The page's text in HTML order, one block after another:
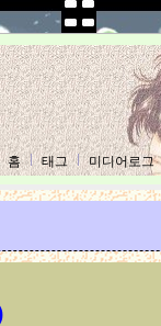
홈 태그 미디어로그